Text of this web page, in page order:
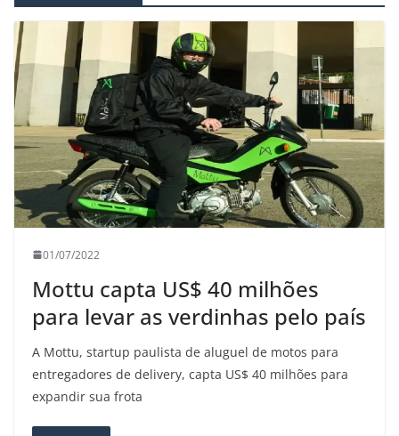
01/07/2022
Mottu capta US$ 40 milhões
para levar as verdinhas pelo país
A Mottu, startup paulista de aluguel de motos para
entregadores de delivery, capta US$ 40 milhões para
expandir sua frota